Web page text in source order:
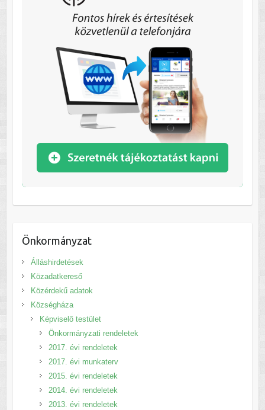
Önkormányzat
Álláshirdetések
Közadatkereső
Közérdekű adatok
Községháza
Képviselő testület
Önkormányzati rendeletek
2017. évi rendeletek
2017. évi munkaterv
2015. évi rendeletek
2014. évi rendeletek
2013. évi rendeletek